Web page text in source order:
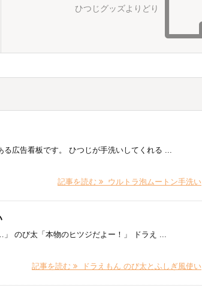
ひつじグッズよりどり
広告看板です。 ひつじが手洗いしてくれる ...
記事を読む ウルトラ泡ムートン手洗い
のび太「本物のヒツジだよー！」 ドラえ ...
記事を読む ドラえもん のび太とふしぎ風使い